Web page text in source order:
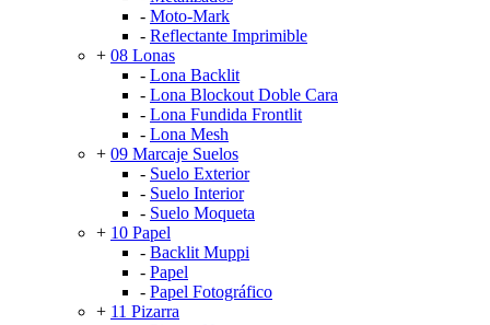
- Moto-Mark
- Reflectante Imprimible
+ 08 Lonas
- Lona Backlit
- Lona Blockout Doble Cara
- Lona Fundida Frontlit
- Lona Mesh
+ 09 Marcaje Suelos
- Suelo Exterior
- Suelo Interior
- Suelo Moqueta
+ 10 Papel
- Backlit Muppi
- Papel
- Papel Fotográfico
+ 11 Pizarra